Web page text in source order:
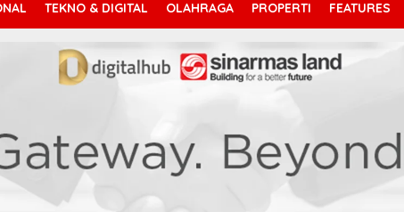
TEKNO & DIGITAL OLAHRAGA PROPERTI FEATURES